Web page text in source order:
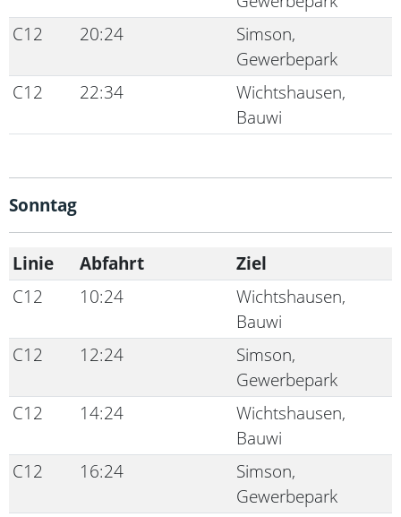
C12
20:24
Simson,
Gewerbepark
C12
22:34
Wichtshausen,
Bauwi
Sonntag
Linie Abfahrt
Ziel
C12
10:24
Wichtshausen,
Bauwi
C12
12:24
Simson,
Gewerbepark
C12
14:24
Wichtshausen,
Bauwi
C12
16:24
Simson,
Gewerbepark